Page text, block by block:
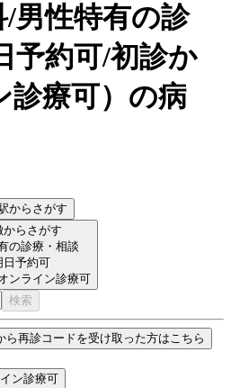
/男性特有の診
予約可/初診か
診療可） の病
からさがす
からさがす
の診療・相談
日予約可
ンライン診療可
検索
ら再診コードを受け取った方はこちら
ン診療可